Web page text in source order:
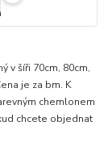
v šíři 70cm, 80cm,
je za bm. K
chemlonem
chcete objednat